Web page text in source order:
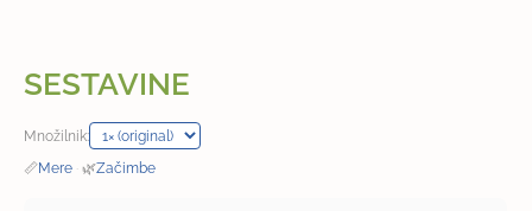
SESTAVINE
Množilnik:
📏Mere · 🌿Začimbe